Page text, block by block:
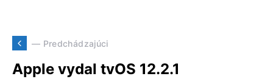
— Predchádzajúci
Apple vydal tvOS 12.2.1